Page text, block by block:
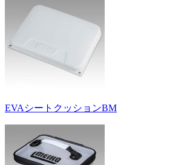
EVAシートクッションBM